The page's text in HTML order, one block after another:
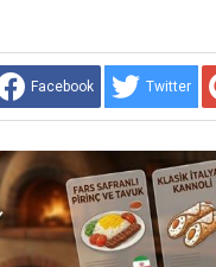
Facebook Twitter